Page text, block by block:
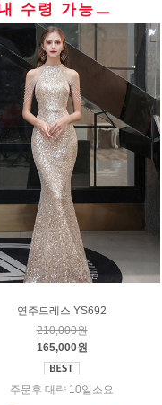
수령 가능ㅡ
연주드레스 YS692
210,000원
165,000원
주문후 대략 10일소요